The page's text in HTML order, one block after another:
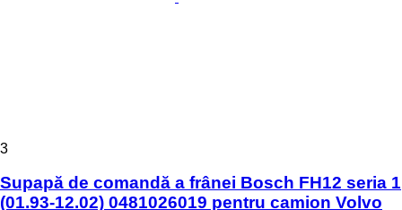
3
Supapă de comandă a frânei Bosch FH12 seria 1
(01.93-12.02) 0481026019 pentru camion Volvo